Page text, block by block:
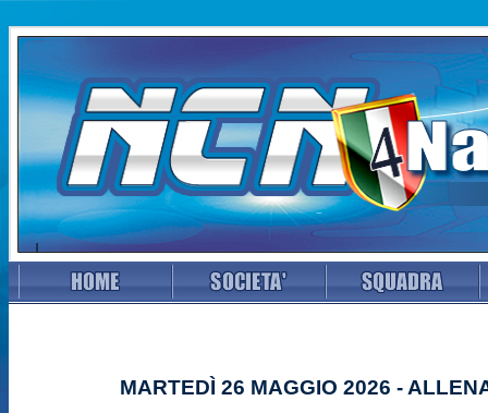
MARTEDÌ 26 MAGGIO 2026 -